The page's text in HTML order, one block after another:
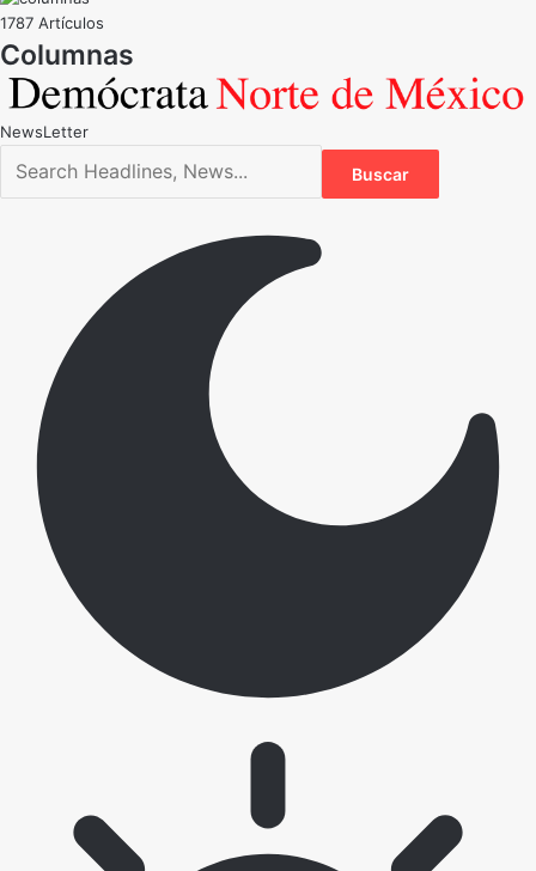
1787 Artículos
NewsLetter